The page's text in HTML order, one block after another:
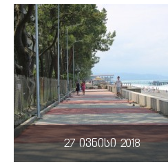
27 ივნისი 2018